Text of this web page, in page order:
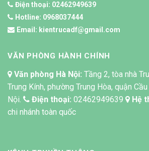
Điện thoại: 02462949639
Hotline: 0968037444
Email: kientrucadf@gmail.com
VĂN PHÒNG HÀNH CHÍNH
Văn phòng Hà Nội: Tầng 2, tòa nhà
Trung Kính, phường Trung Hòa, quận
Nội.
Điện thoại: 02462949639 Hệ
chi nhánh toàn quốc